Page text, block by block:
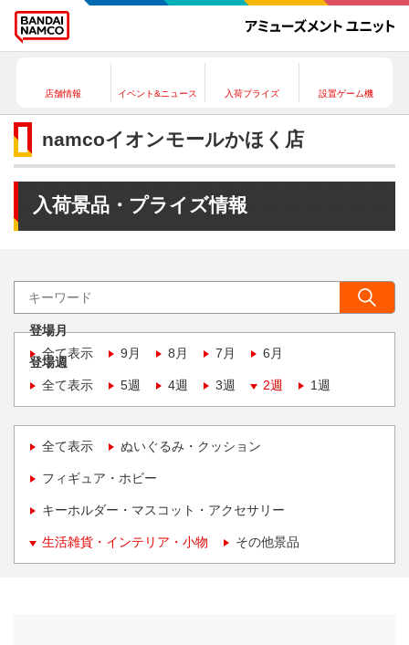
店舗情報 イベント&ニュース 入荷プライズ 設置ゲーム機
namcoイオンモールかほく店
入荷景品・プライズ情報
登場月
全て表示
9月 8月 7月 6月
登場週
全て表示
5週 4週 3週 2週 1週
全て表示 ぬいぐるみ・クッション
フィギュア・ホビー
キーホルダー・マスコット・アクセサリー
生活雑貨・インテリア・小物 その他景品